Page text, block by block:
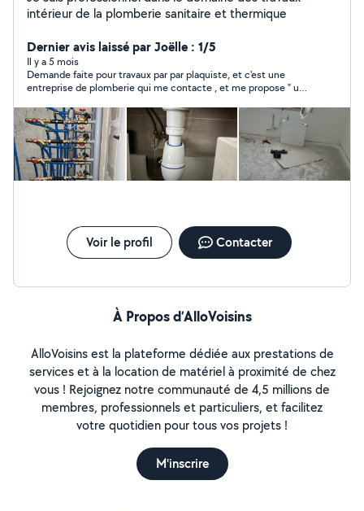
intérieur de la plomberie sanitaire et thermique
Dernier avis laissé par Joëlle : 1/5
Il y a 5 mois
Demande faite pour travaux par par plaquiste, et c'est une
entreprise de plomberie qui me contacte , et me propose " une
décliné !
Voir le profil Contacter
À Propos d’AlloVoisins
AlloVoisins est la plateforme dédiée aux prestations de
services et à la location de matériel à proximité de chez
vous ! Rejoignez notre communauté de 4,5 millions de
membres, professionnels et particuliers, et facilitez
votre quotidien pour tous vos projets !
M'inscrire